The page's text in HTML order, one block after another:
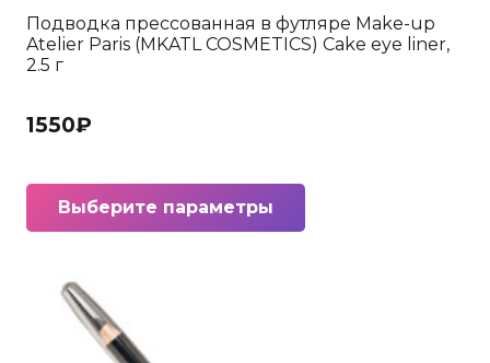
Подводка прессованная в футляре Make-up
Atelier Paris (MKATL COSMETICS) Cake eye liner,
2.5 г
1550₽
Выберите параметры